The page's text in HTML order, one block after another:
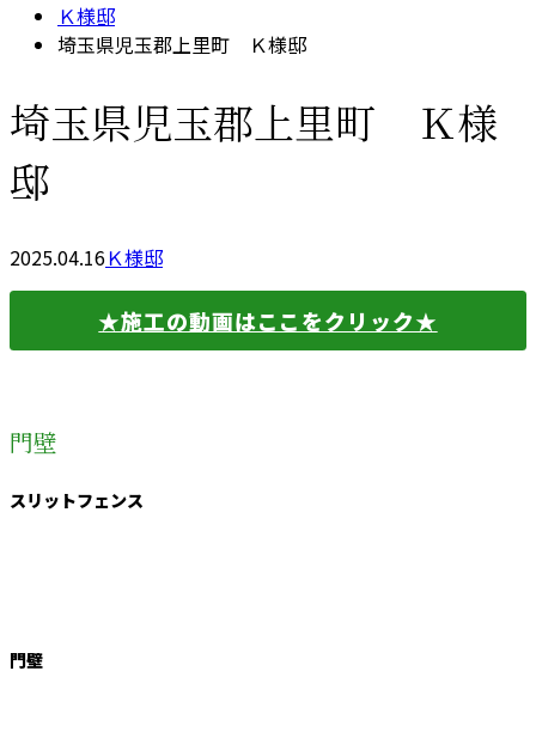
Ｋ様邸
埼玉県児玉郡上里町 Ｋ様邸
埼玉県児玉郡上里町 Ｋ様
邸
2025.04.16Ｋ様邸
★施工の動画はここをクリック★
門壁
スリットフェンス
門壁